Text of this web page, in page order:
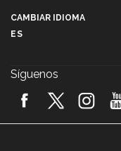
2026!
CAMBIAR IDIOMA
ES
Síguenos